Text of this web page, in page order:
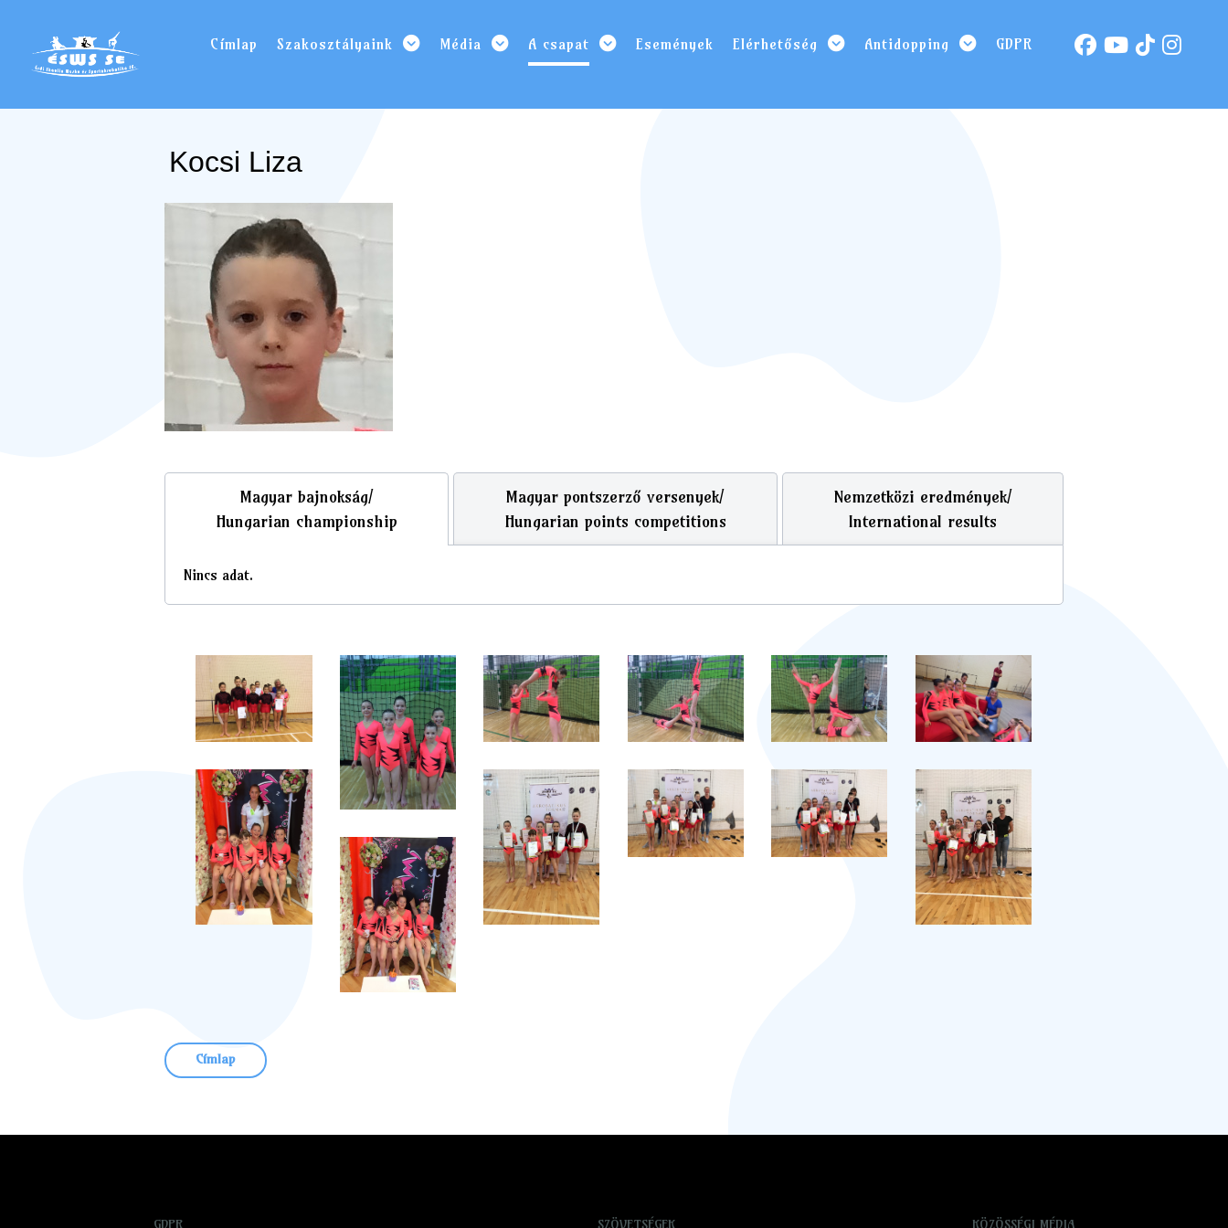
Címlap Szakosztályaink Média A csapat Események Elérhetőség Antidopping GDPR
Kocsi Liza
Magyar bajnokság/
Hungarian championship
Magyar pontszerző versenyek/
Hungarian points competitions
Nemzetközi eredmények/
International results
Nincs adat.
Címlap
GDPR SZÖVETSÉGEK KÖZÖSSÉGI MÉDIA